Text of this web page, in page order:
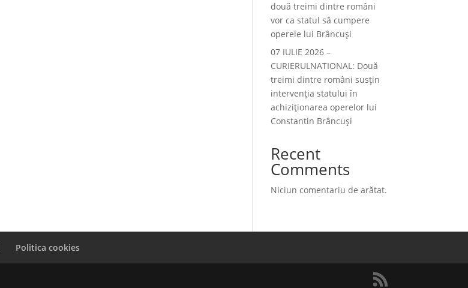
două treimi dintre români
vor ca statul să cumpere
operele lui Brâncuși
07 IULIE 2026 –
CURIERULNATIONAL: Două
treimi dintre români susțin
intervenția statului în
achiziționarea operelor lui
Constantin Brâncuși
Recent
Comments
Niciun comentariu de arătat.
Politica cookies